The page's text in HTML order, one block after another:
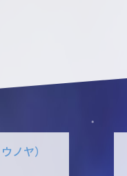
ノヤ）